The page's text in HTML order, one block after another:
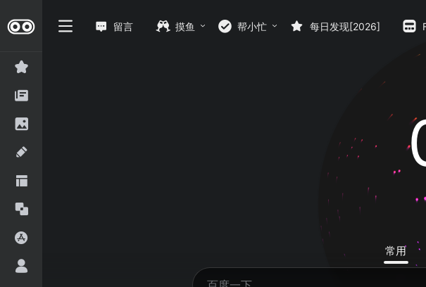
留言 摸鱼 帮小忙 每日发现[2026]
常用